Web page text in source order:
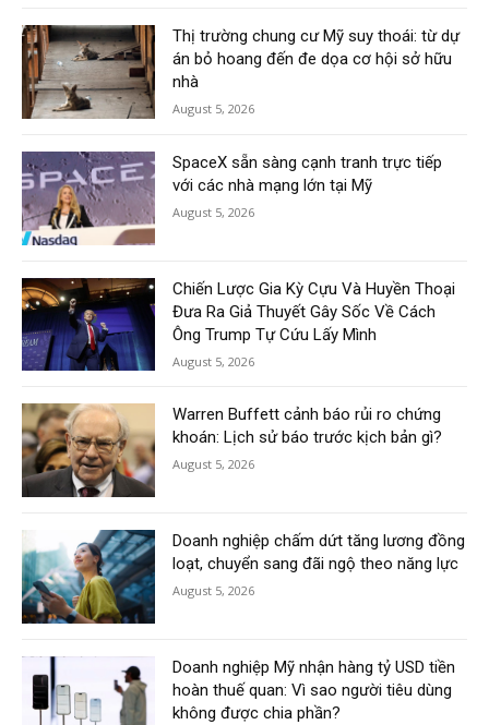
Thị trường chung cư Mỹ suy thoái: từ dự
án bỏ hoang đến đe dọa cơ hội sở hữu
nhà
August 5, 2026
SpaceX sẵn sàng cạnh tranh trực tiếp
với các nhà mạng lớn tại Mỹ
August 5, 2026
Chiến Lược Gia Kỳ Cựu Và Huyền Thoại
Đưa Ra Giả Thuyết Gây Sốc Về Cách
Ông Trump Tự Cứu Lấy Mình
August 5, 2026
Warren Buffett cảnh báo rủi ro chứng
khoán: Lịch sử báo trước kịch bản gì?
August 5, 2026
Doanh nghiệp chấm dứt tăng lương đồng
loạt, chuyển sang đãi ngộ theo năng lực
August 5, 2026
Doanh nghiệp Mỹ nhận hàng tỷ USD tiền
hoàn thuế quan: Vì sao người tiêu dùng
không được chia phần?